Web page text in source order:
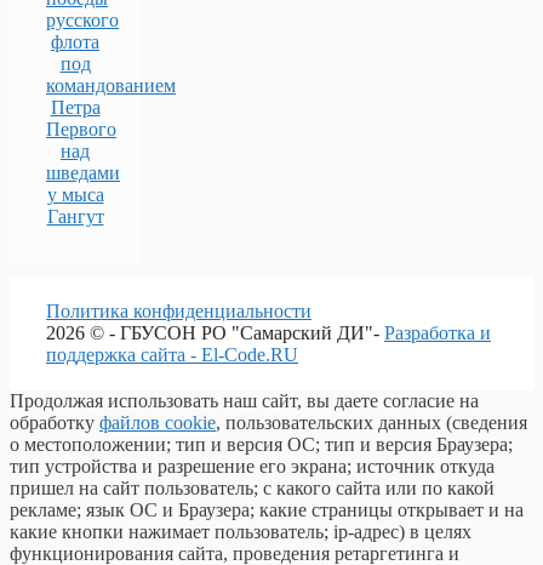
русского
флота
под
командованием
Петра
Первого
над
шведами
у мыса
Гангут
Политика конфиденциальности
2026 © - ГБУСОН РО "Самарский ДИ"- Разработка и
поддержка сайта - El-Code.RU
Продолжая использовать наш сайт, вы даете согласие на
обработку файлов cookie, пользовательских данных (сведения
о местоположении; тип и версия ОС; тип и версия Браузера;
тип устройства и разрешение его экрана; источник откуда
пришел на сайт пользователь; с какого сайта или по какой
рекламе; язык ОС и Браузера; какие страницы открывает и на
какие кнопки нажимает пользователь; ip-адрес) в целях
функционирования сайта, проведения ретаргетинга и